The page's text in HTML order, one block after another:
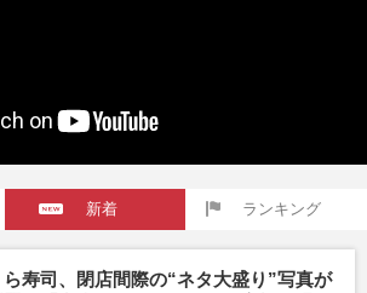
新着 ランキング
ら寿司、閉店間際の“ネタ大盛り”写真が